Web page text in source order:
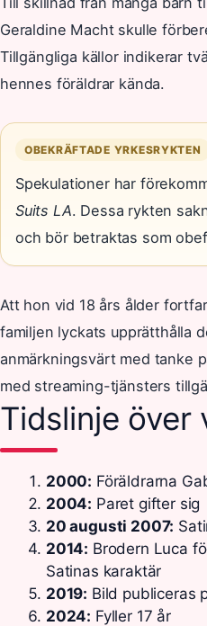
Geraldine Macht skulle
Tillgängliga källor indikerar
hennes föräldrar kända.
OBEKRÄFTADE YRKESRYKTEN
Spekulationer har
Suits LA. Dessa rykten
och bör betraktas som
Att hon vid 18 års ålder
familjen lyckats upprätthålla
anmärkningsvärt med tanke
med streaming-tjänsters
Tidslinje över
2000: Föräldrarna
2004: Paret gifter sig
20 augusti 2007:
2014: Brodern Luca
Satinas karaktär
2019: Bild publiceras
2024: Fyller 17 år